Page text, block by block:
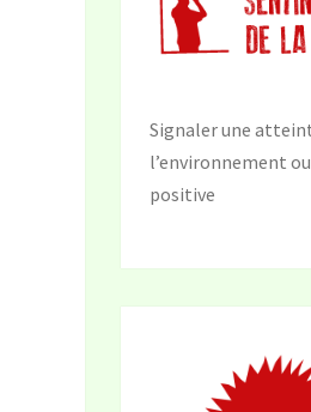
Signaler une
l’environnement
positive